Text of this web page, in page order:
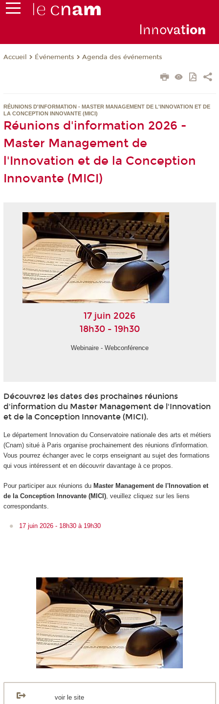
Innovation
Accueil Événements Agenda des événements
RÉUNIONS D'INFORMATION - MASTER MANAGEMENT DE L'INNOVATION ET DE
LA CONCEPTION INNOVANTE (MICI)
Réunions d'information 2026 -
Master Management de
l'Innovation et de la Conception
Innovante (MICI)
17 juin 2026
18h30 - 19h30
Webinaire - Webconférence
Découvrez les dates des prochaines réunions
d'information du Master Management de l'Innovation
et de la Conception Innovante (MICI).
Le département Innovation du Conservatoire nationale des arts et métiers
(Cnam) situé à Paris organise prochainement des réunions d'information.
Vous pourrez échanger avec le corps enseignant au sujet des formations
qui vous intéressent et en découvrir davantage à ce propos.
Pour participer aux réunions du Master Management de l'Innovation et
de la Conception Innovante (MICI), veuillez cliquez sur les liens
correspondants.
17 juin 2026 - 18h30 à 19h30
voir le site